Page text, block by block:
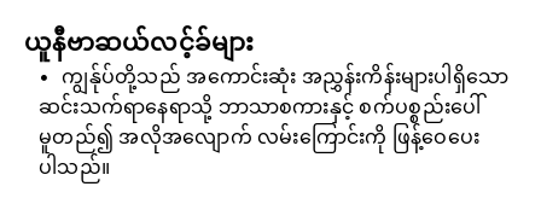
ယူနီဗာဆယ်လင့်ခ်များ
ကျွန်ုပ်တို့သည် အကောင်းဆုံး အညွှန်းကိန်းများပါရှိသော
ဆင်းသက်ရာနေရာသို့ ဘာသာစကားနှင့် စက်ပစ္စည်းပေါ်
မူတည်၍ အလိုအလျောက် လမ်းကြောင်းကို ဖြန့်ဝေပေး
ပါသည်။